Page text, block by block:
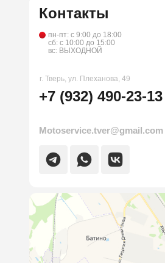
г. Тверь, ул. Плеханова, 49
Контакты
+7 (932) 490-23-13
пн-пт: с 9:00 до 18:00
сб: с 10:00 до 15:00
вс: ВЫХОДНОЙ
Motoservice.tver@gmail.com